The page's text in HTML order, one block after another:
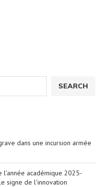
SEARCH
dans une incursion armée
académique 2025-
signe de l’innovation